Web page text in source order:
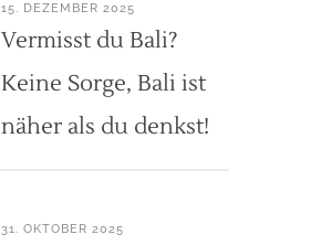
15. DEZEMBER 2025
Vermisst du Bali?
Keine Sorge, Bali ist
näher als du denkst!
31. OKTOBER 2025